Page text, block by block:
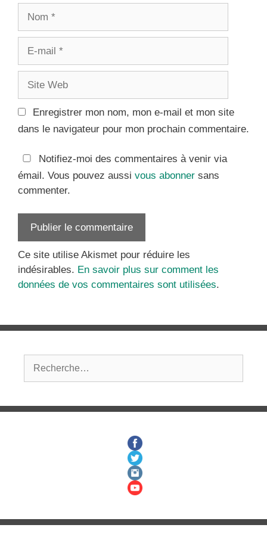
Enregistrer mon nom, mon e-mail et mon site
dans le navigateur pour mon prochain commentaire.
Notifiez-moi des commentaires à venir via
émail. Vous pouvez aussi vous abonner sans
commenter.
Ce site utilise Akismet pour réduire les
indésirables. En savoir plus sur comment les
données de vos commentaires sont utilisées.